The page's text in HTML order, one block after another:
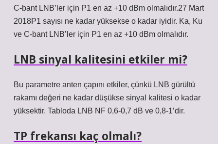
C-bant LNB’ler için P1 en az +10 dBm olmalıdır.27 Mart
2018P1 sayısı ne kadar yüksekse o kadar iyidir. Ka, Ku
ve C-bant LNB’ler için P1 en az +10 dBm olmalıdır.
LNB sinyal kalitesini etkiler mi?
Bu parametre anten çapını etkiler, çünkü LNB gürültü
rakamı değeri ne kadar düşükse sinyal kalitesi o kadar
yüksektir. Tabloda LNB NF 0,6-0,7 dB ve 0,8-1’dir.
TP frekansı kaç olmalı?